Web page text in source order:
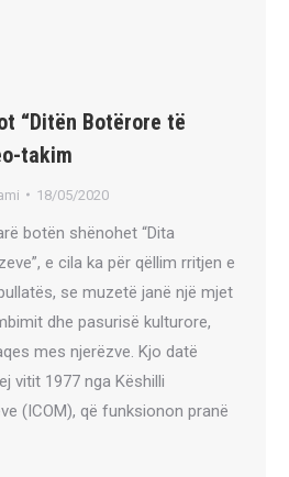
“Ditën Botërore të
takim
18/05/2020
botën shënohet “Dita
e cila ka për qëllim rritjen e
se muzetë janë një mjet
dhe pasurisë kulturore,
mes njerëzve. Kjo datë
vitit 1977 nga Këshilli
(ICOM), që funksionon pranë